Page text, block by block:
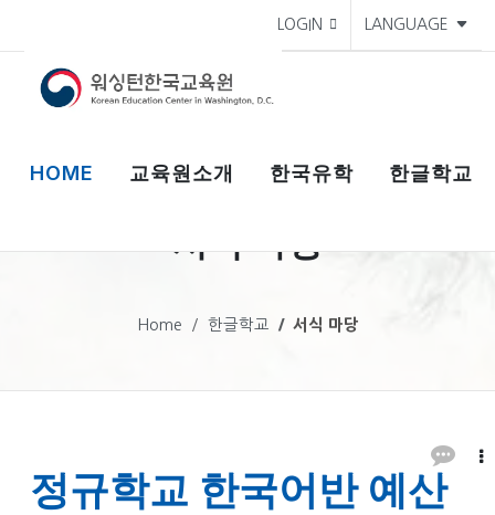
LOGIN LANGUAGE
HOME 교육원소개 한국유학 한글학교
서식 마당
Home 한글학교 서식 마당
정규학교 한국어반 예산